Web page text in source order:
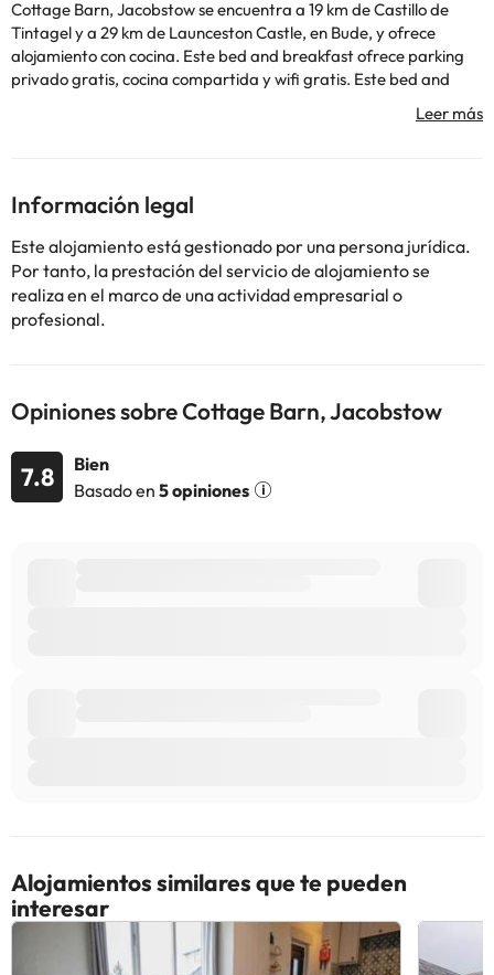
Cottage Barn, Jacobstow se encuentra a 19 km de Castillo de
Tintagel y a 29 km de Launceston Castle, en Bude, y ofrece
alojamiento con cocina. Este bed and breakfast ofrece parking
privado gratis, cocina compartida y wifi gratis. Este bed and
breakfast se compone de 2 dormitorios y 2 baños con ducha y
Cornwall) está a 50 km.
Payment before arrival via card is required. Due to an issue in
the way your payment details are transferred between
Booking.com and the property, you will be contacted by the
property (Vay-Cays Holidays) after you book, who will provide
instructions on how to update your payment card details via your
guest portal page of their website.En este alojamiento no se
consultar sus tarifas directamente en el establecimiento. Toda la
información de esta ficha está sujeta a cambios por parte del
alojamiento. Si tienes dudas, contáctanos.
Información legal
Este alojamiento está gestionado por una persona jurídica.
Por tanto, la prestación del servicio de alojamiento se
realiza en el marco de una actividad empresarial o
profesional.
Opiniones sobre Cottage Barn, Jacobstow
7.8
Bien
Basado en 5 opiniones
Alojamientos similares que te pueden
interesar